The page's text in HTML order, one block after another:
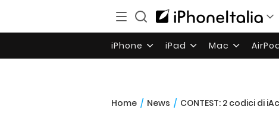
iPhone iPad Mac
Home / News / CONTEST: 2 codici di